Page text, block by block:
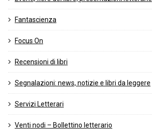
Fantascienza
Focus On
Recensioni di libri
Segnalazioni: news, notizie e libri da leggere
Servizi Letterari
Venti nodi – Bollettino letterario